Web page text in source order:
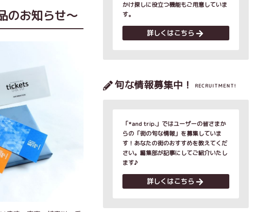
のお知らせ～
かけ探しに役立つ機能もご用意していま
す。
詳しくはこちら
旬な情報募集中！ RECRUITMENT!
「*and trip.」ではユーザーの皆さまか
らの「街の旬な情報」を募集していま
す！あなたの街のおすすめを教えてくだ
さい。編集部が記事にしてご紹介いたし
ます♪
詳しくはこちら